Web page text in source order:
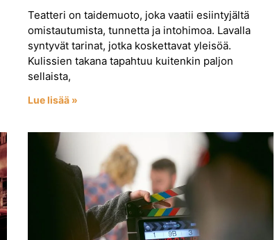
Teatteri on taidemuoto, joka vaatii esiintyjältä
omistautumista, tunnetta ja intohimoa. Lavalla
syntyvät tarinat, jotka koskettavat yleisöä.
Kulissien takana tapahtuu kuitenkin paljon
sellaista,
Lue lisää »